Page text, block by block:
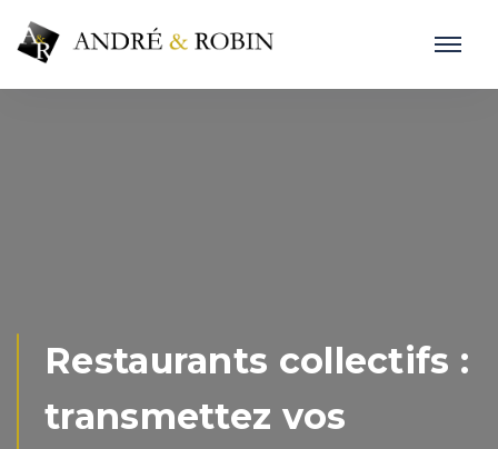
Restaurants collectifs :
transmettez vos